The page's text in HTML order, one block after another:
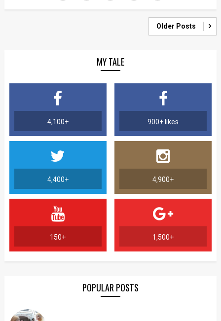
Older Posts
MY TALE
4,100+ 900+ likes
4,400+ 4,900+
150+ 1,500+
POPULAR POSTS